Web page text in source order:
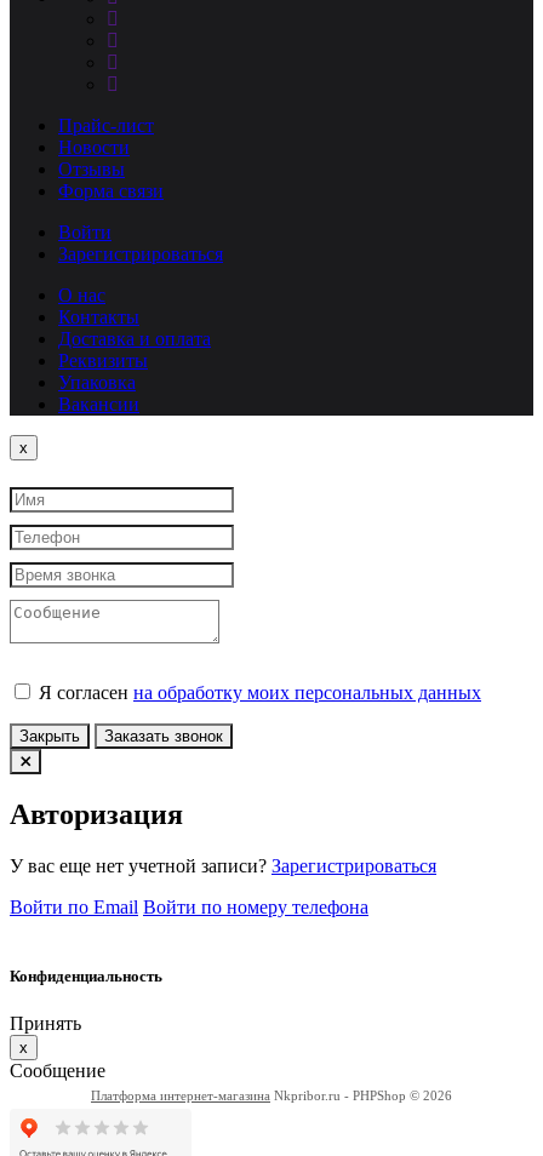
Прайс-лист
Новости
Отзывы
Форма связи
Войти
Зарегистрироваться
О нас
Контакты
Доставка и оплата
Реквизиты
Упаковка
Вакансии
x
Я согласен на обработку моих персональных данных
Закрыть Заказать звонок
Авторизация
У вас еще нет учетной записи? Зарегистрироваться
Войти по Email Войти по номеру телефона
Конфиденциальность
Принять
x
Сообщение
Платформа интернет-магазина Nkpribor.ru - PHPShop © 2026